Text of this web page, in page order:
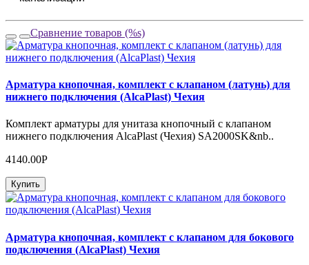
Сравнение товаров (%s)
Арматура кнопочная, комплект с клапаном (латунь) для
нижнего подключения (AlcaPlast) Чехия
Комплект арматуры для унитаза кнопочный с клапаном
нижнего подключения AlcaPlast (Чехия) SA2000SK&nb..
4140.00Р
Купить
Арматура кнопочная, комплект с клапаном для бокового
подключения (AlcaPlast) Чехия